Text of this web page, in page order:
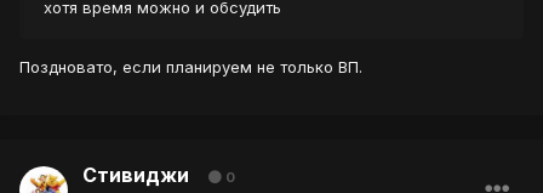
хотя время можно и обсудить
Поздновато, если планируем не только ВП.
Стивиджи 0